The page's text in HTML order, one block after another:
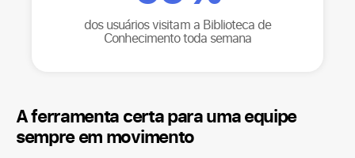
dos usuários visitam a Biblioteca de
Conhecimento toda semana
A ferramenta certa para uma equipe
sempre em movimento